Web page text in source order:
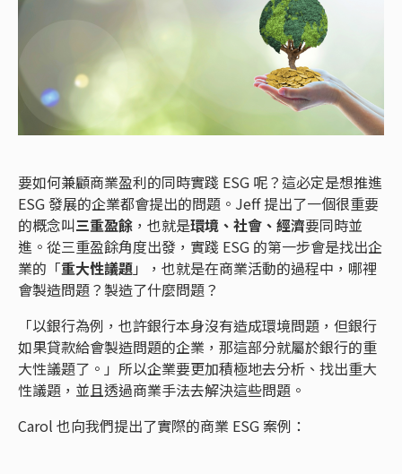
要如何兼顧商業盈利的同時實踐 ESG 呢？這必定是想推進
ESG 發展的企業都會提出的問題。Jeff 提出了一個很重要
的概念叫三重盈餘 ，也就是環境、社會、經濟要同時並
進。從三重盈餘角度出發，實踐 ESG 的第一步會是找出企
業的「重大性議題」，也就是在商業活動的過程中，哪裡
會製造問題？製造了什麼問題？
「以銀行為例，也許銀行本身沒有造成環境問題，但銀行
如果貸款給會製造問題的企業，那這部分就屬於銀行的重
大性議題了。」所以企業要更加積極地去分析、找出重大
性議題，並且透過商業手法去解決這些問題。
Carol 也向我們提出了實際的商業 ESG 案例：